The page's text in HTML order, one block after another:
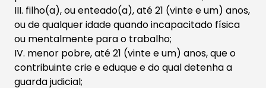
III. filho(a), ou enteado(a), até 21 (vinte e um) anos,
ou de qualquer idade quando incapacitado física
ou mentalmente para o trabalho;
IV. menor pobre, até 21 (vinte e um) anos, que o
contribuinte crie e eduque e do qual detenha a
guarda judicial;